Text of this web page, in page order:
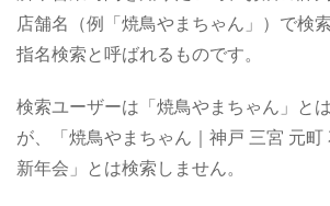
店舗名（例「焼鳥やまちゃん」）で検索
指名検索と呼ばれるものです。
検索ユーザーは「焼鳥やまちゃん」と
が、「焼鳥やまちゃん｜神戸 三宮 元町
新年会」とは検索しません。